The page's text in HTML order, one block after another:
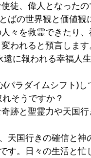
徒、偉人となったの
ばの世界観と価値観
々を救霊できたり
われると預言します
遠に報われる幸福人
ラダイムシフト)し
そうですか？
跡と聖霊力や天国
天国行きの確信と神
す。日々の生活と忙